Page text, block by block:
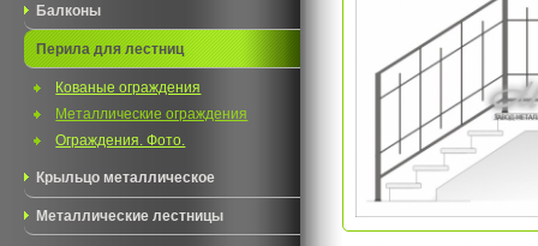
Балконы
Перила для лестниц
Кованые ограждения
Металлические ограждения
Ограждения. Фото.
Крыльцо металлическое
Металлические лестницы